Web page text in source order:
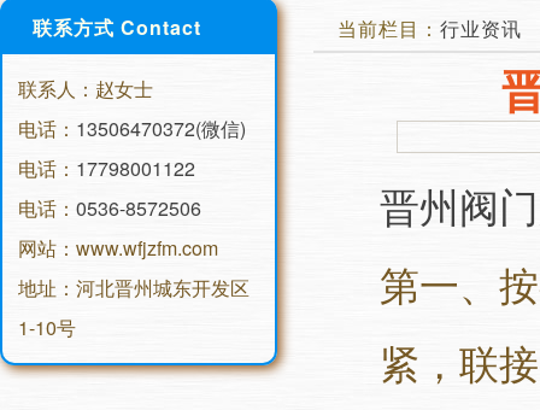
联系方式 Contact
联系人：赵女士
电话： 13506470372(微信)
电话： 17798001122
电话： 0536-8572506
网站：www.wfjzfm.com
地址：河北晋州城东开发区
1-10号
当前栏目： 行业资讯
晋州阀
第一、
紧，联